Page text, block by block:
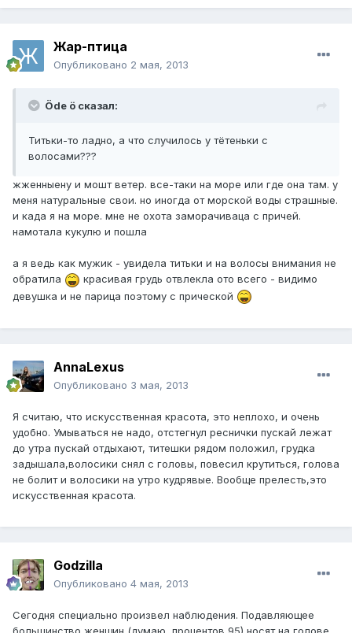
Жар-птица
Опубликовано 2 мая, 2013
Öde ö сказал:
Титьки-то ладно, а что случилось у тётеньки с
волосами???
жженныену и мошт ветер. все-таки на море или где она там. у
меня натуральные свои. но иногда от морской воды страшные.
и када я на море. мне не охота заморачиваца с причей.
намотала кукулю и пошла
а я ведь как мужик - увидела титьки и на волосы внимания не
обратила
красивая грудь отвлекла ото всего - видимо
девушка и не парица поэтому с прической
AnnaLexus
Опубликовано 3 мая, 2013
Я считаю, что искусственная красота, это неплохо, и очень
удобно. Умываться не надо, отстегнул реснички пускай лежат
до утра пускай отдыхают, титешки рядом положил, грудка
задышала,волосики снял с головы, повесил крутиться, голова
не болит и волосики на утро кудрявые. Вообще прелесть,это
искусственная красота.
Godzilla
Опубликовано 4 мая, 2013
Сегодня специально произвел наблюдения. Подавляющее